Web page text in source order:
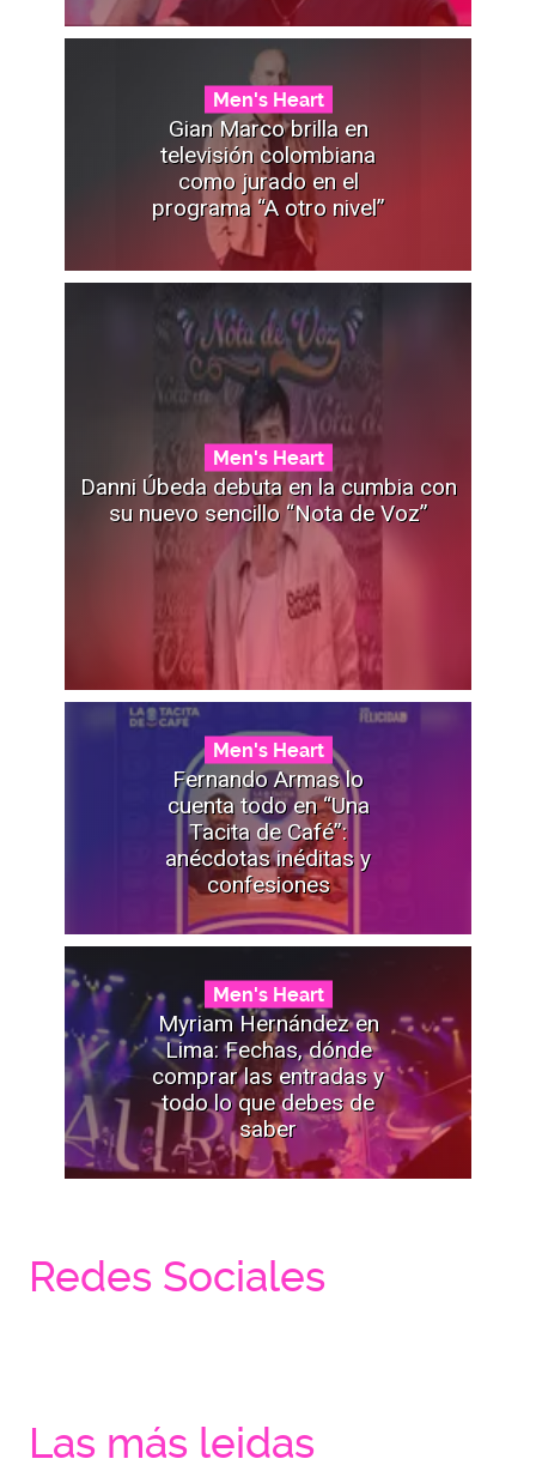
Men's Heart
Gian Marco brilla en
televisión colombiana
como jurado en el
programa “A otro nivel”
Men's Heart
Danni Úbeda debuta en la cumbia con
su nuevo sencillo “Nota de Voz”
Men's Heart
Fernando Armas lo
cuenta todo en “Una
Tacita de Café”:
anécdotas inéditas y
confesiones
Men's Heart
Myriam Hernández en
Lima: Fechas, dónde
comprar las entradas y
todo lo que debes de
saber
Redes Sociales
Las más leidas